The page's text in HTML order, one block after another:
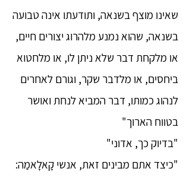
שאינו מוצף בשנאה, ותודעתו אינה טבועה
בשנאה, שהוא נמנע מלהרוג יצורים חיים,
או מלקחת דבר שלא ניתן לו, או מלחטוא
ביחסים, או מלדבר שקר, וגורם לאחרים
לנהוג כמותו, דבר המביא לנחת ואושר
בטווח הארוך"
"בדיוק כך, אדוני"
"כיצד אתם מבינים זאת, אנשי קָאלָאמַה: